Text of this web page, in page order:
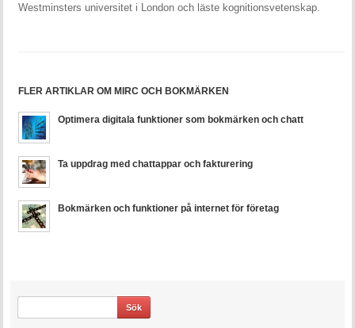
Westminsters universitet i London och läste kognitionsvetenskap.
FLER ARTIKLAR OM MIRC OCH BOKMÄRKEN
Optimera digitala funktioner som bokmärken och chatt
Ta uppdrag med chattappar och fakturering
Bokmärken och funktioner på internet för företag